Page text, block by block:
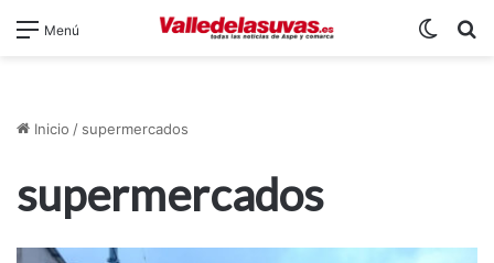
Menú
Inicio / supermercados
supermercados